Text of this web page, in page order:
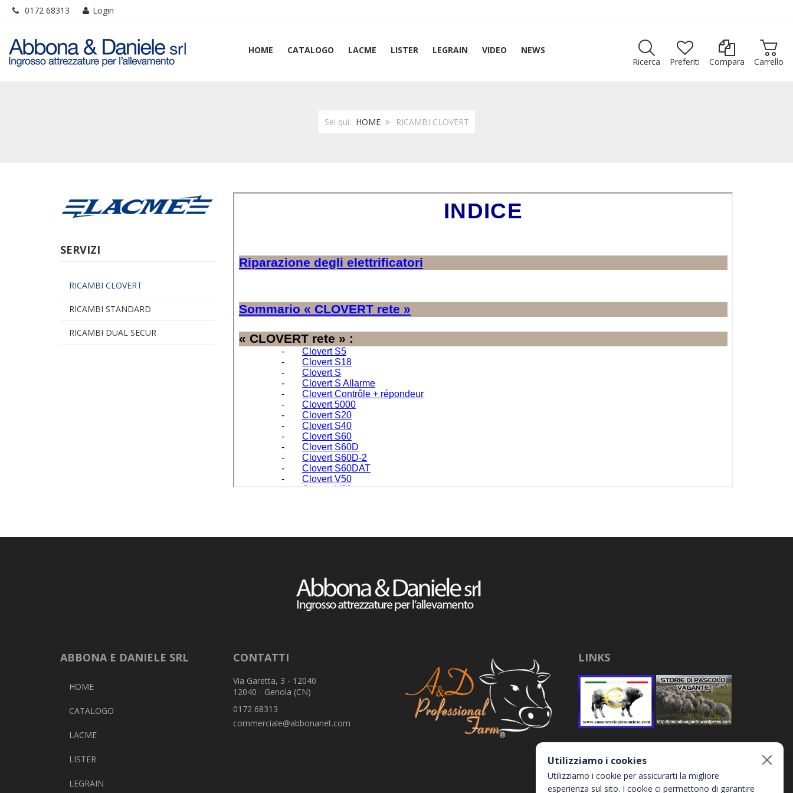
0172 68313 Login
HOME CATALOGO LACME LISTER LEGRAIN VIDEO
NEWS
Ricerca
Preferiti Compara Carrello
Sei qui: HOME RICAMBI CLOVERT
SERVIZI
RICAMBI CLOVERT
RICAMBI STANDARD
RICAMBI DUAL SECUR
ABBONA E DANIELE SRL
HOME
CATALOGO
LACME
LISTER
LEGRAIN
CONTATTI
Via Garetta, 3 - 12040
12040 - Genola (CN)
0172 68313
commerciale@abbonanet.com
LINKS
Utilizziamo i cookies
Utilizziamo i cookie per assicurarti la migliore
esperienza sul sito. I cookie ci permettono di garantire